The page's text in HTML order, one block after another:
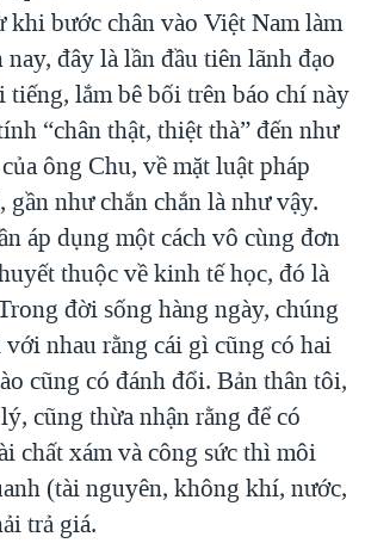
khi bước chân vào Việt Nam làm
đây là lần đầu tiên lãnh đạo
tiếng, lắm bê bối trên báo chí này
“chân thật, thiệt thà” đến như
ông Chu, về mặt luật pháp
như chắn chắn là như vậy.
áp dụng một cách vô cùng đơn
thuộc về kinh tế học, đó là
đời sống hàng ngày, chúng
nhau rằng cái gì cũng có hai
cũng có đánh đổi. Bản thân tôi,
cũng thừa nhận rằng để có
chất xám và công sức thì môi
(tài nguyên, không khí, nước,
trả giá.